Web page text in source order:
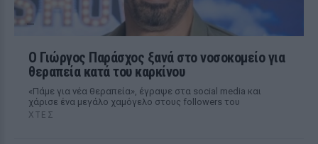
O Γιώργος Παράσχος ξανά στο νοσοκομείο για
θεραπεία κατά του καρκίνου
«Πάμε για νέα θεραπεία», έγραψε στα social media και
χάρισε ένα μεγάλο χαμόγελο στους followers του
ΧΤΕΣ